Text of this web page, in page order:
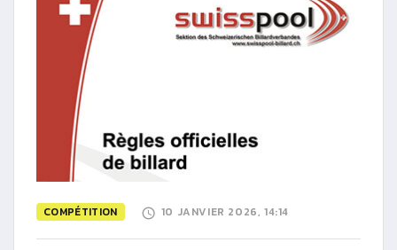
COMPÉTITION 10 JANVIER 2026, 14:14